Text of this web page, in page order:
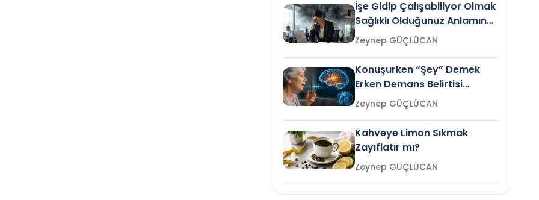
İşe Gidip Çalışabiliyor Olmak
Sağlıklı Olduğunuz Anlamına
Gelir mi?Zeynep GÜÇLÜCAN
Konuşurken “Şey” Demek
Erken Demans Belirtisi
Olabilir mi?Zeynep GÜÇLÜCAN
Kahveye Limon Sıkmak
Zayıflatır mı?
Zeynep GÜÇLÜCAN